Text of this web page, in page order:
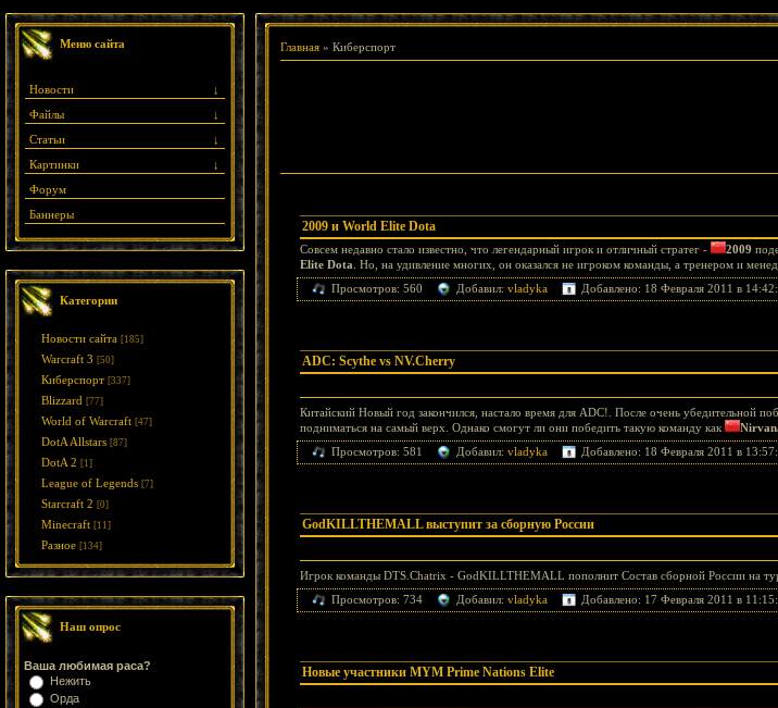
Меню сайта
↓
Новости
↓
Файлы
↓
Статьи
↓
Картинки
Форум
Баннеры
Категории
Новости сайта [185]
Warcraft 3 [50]
Киберспорт [337]
Blizzard [77]
World of Warcraft [47]
DotA Allstars [87]
DotA 2 [1]
League of Legends [7]
Starcraft 2 [0]
Minecraft [11]
Разное [134]
Наш опрос
Ваша любимая раса?
Нежить
Орда
Главная » Киберспорт
2009 и World Elite Dota
Совсем недавно стало известно, что легендарный игрок и отличный стратег - 2009
Elite Dota . Но, на удивление многих, он оказался не игроком команды, а тренером и
Просмотров: 560 Добавил: vladyka Добавлено: 18 Февраля 2011 в
ADC: Scythe vs NV.Cherry
Китайский Новый год закончился, настало время для ADC!. После очень убедительной
подниматься на самый верх. Однако смогут ли они победить такую команду как
Просмотров: 581 Добавил: vladyka Добавлено: 18 Февраля 2011 в
GodKILLTHEMALL выступит за сборную России
Игрок команды DTS.Chatrix - GodKILLTHEMALL пополнит Состав сборной России на
Просмотров: 734 Добавил: vladyka Добавлено: 17 Февраля 2011 в
Новые участники MYM Prime Nations Elite